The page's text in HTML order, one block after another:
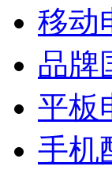
移动
品牌
平板
手机